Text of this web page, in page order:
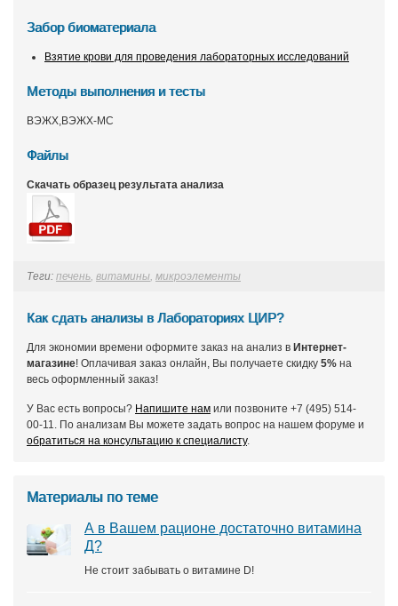
Забор биоматериала
Взятие крови для проведения лабораторных исследований
Методы выполнения и тесты
ВЭЖХ,ВЭЖХ-МС
Файлы
Скачать образец результата анализа
Теги: печень, витамины, микроэлементы
Как сдать анализы в Лабораториях ЦИР?
Для экономии времени оформите заказ на анализ в Интернет-
магазине! Оплачивая заказ онлайн, Вы получаете скидку 5% на
весь оформленный заказ!
У Вас есть вопросы? Напишите нам или позвоните +7 (495) 514-
00-11. По анализам Вы можете задать вопрос на нашем форуме и
обратиться на консультацию к специалисту.
Материалы по теме
А в Вашем рационе достаточно витамина
Д?
Не стоит забывать о витамине D!